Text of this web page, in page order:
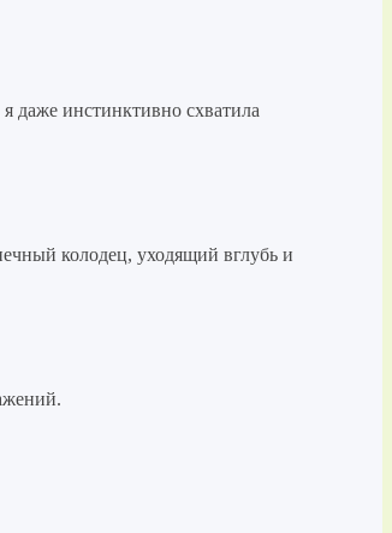
даже инстинктивно схватила
колодец, уходящий вглубь и